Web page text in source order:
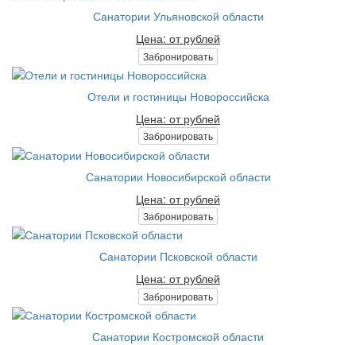
Санатории Ульяновской области
Цена: от рублей
Забронировать
Отели и гостиницы Новороссийска
Цена: от рублей
Забронировать
Санатории Новосибирской области
Цена: от рублей
Забронировать
Санатории Псковской области
Цена: от рублей
Забронировать
Санатории Костромской области